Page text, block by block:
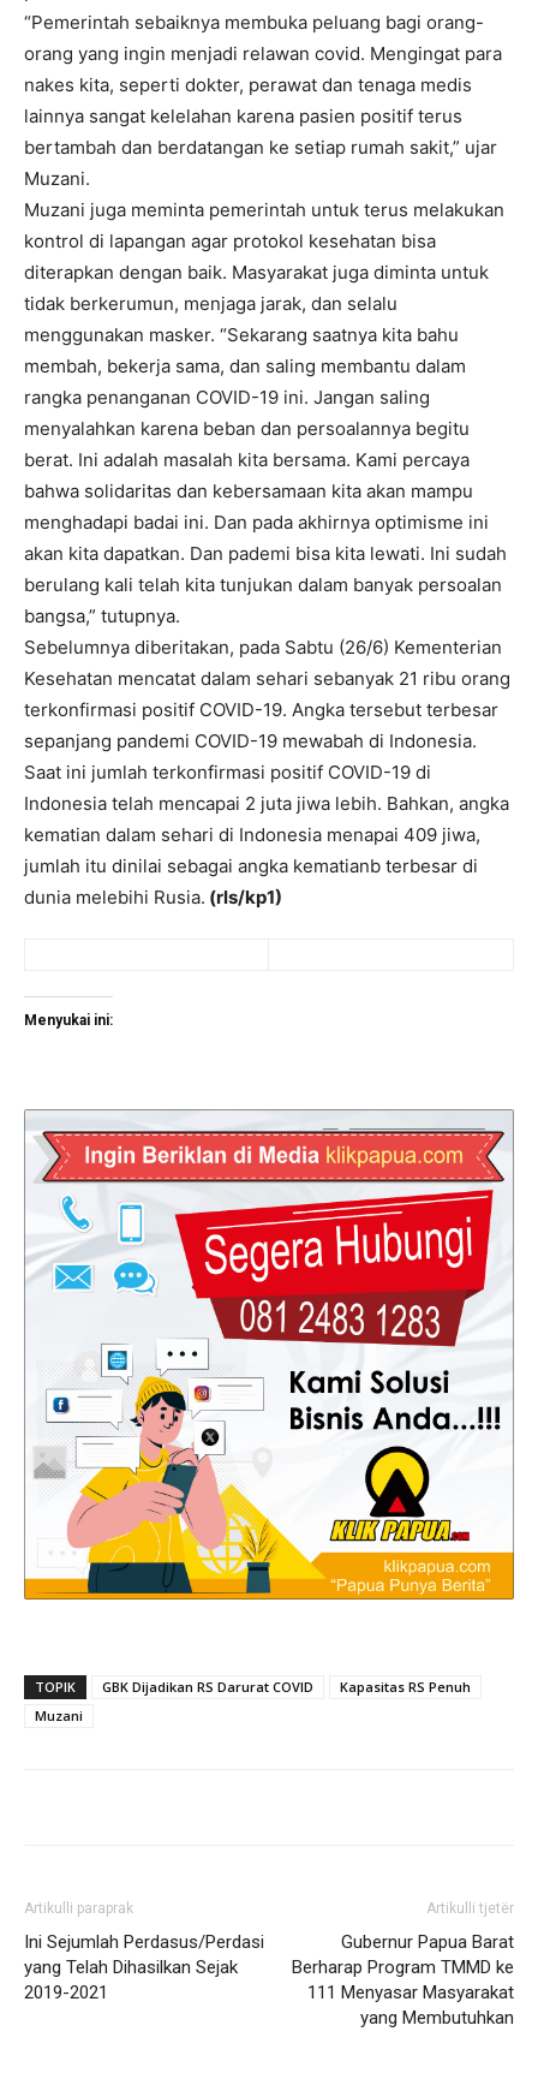
“Pemerintah sebaiknya membuka peluang bagi orang-
orang yang ingin menjadi relawan covid. Mengingat para
nakes kita, seperti dokter, perawat dan tenaga medis
lainnya sangat kelelahan karena pasien positif terus
bertambah dan berdatangan ke setiap rumah sakit,” ujar
Muzani.
Muzani juga meminta pemerintah untuk terus melakukan
kontrol di lapangan agar protokol kesehatan bisa
diterapkan dengan baik. Masyarakat juga diminta untuk
tidak berkerumun, menjaga jarak, dan selalu
menggunakan masker. “Sekarang saatnya kita bahu
membah, bekerja sama, dan saling membantu dalam
rangka penanganan COVID-19 ini. Jangan saling
menyalahkan karena beban dan persoalannya begitu
berat. Ini adalah masalah kita bersama. Kami percaya
bahwa solidaritas dan kebersamaan kita akan mampu
menghadapi badai ini. Dan pada akhirnya optimisme ini
akan kita dapatkan. Dan pademi bisa kita lewati. Ini sudah
berulang kali telah kita tunjukan dalam banyak persoalan
bangsa,” tutupnya.
Sebelumnya diberitakan, pada Sabtu (26/6) Kementerian
Kesehatan mencatat dalam sehari sebanyak 21 ribu orang
terkonfirmasi positif COVID-19. Angka tersebut terbesar
sepanjang pandemi COVID-19 mewabah di Indonesia.
Saat ini jumlah terkonfirmasi positif COVID-19 di
Indonesia telah mencapai 2 juta jiwa lebih. Bahkan, angka
kematian dalam sehari di Indonesia menapai 409 jiwa,
jumlah itu dinilai sebagai angka kematianb terbesar di
dunia melebihi Rusia. (rls/kp1)
Menyukai ini:
TOPIK GBK Dijadikan RS Darurat COVID
Kapasitas RS Penuh
Muzani
Artikulli paraprak
Ini Sejumlah Perdasus/Perdasi
yang Telah Dihasilkan Sejak
2019-2021
Artikulli tjetër
Gubernur Papua Barat
Berharap Program TMMD ke
111 Menyasar Masyarakat
yang Membutuhkan